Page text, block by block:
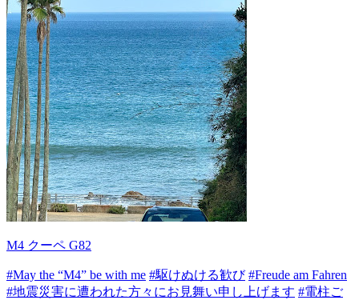
M4 クーペ G82
#May the “M4” be with me #駆けぬける歓び #Freude am Fahren
#地震災害に遭われた方々にお見舞い申し上げます #電柱ご